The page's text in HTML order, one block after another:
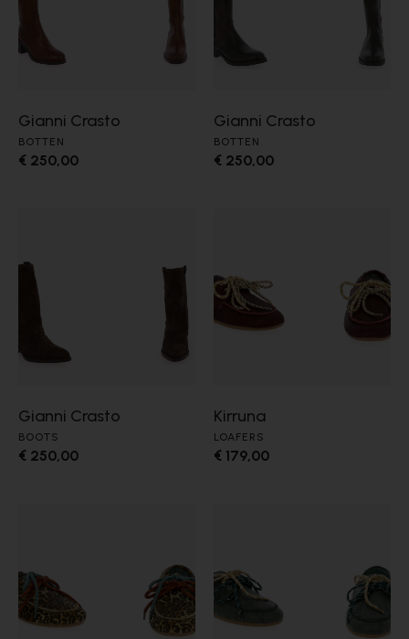
Gianni Crasto
BOTTEN
€ 250,00
Gianni Crasto
BOTTEN
€ 250,00
Gianni Crasto
BOOTS
€ 250,00
Kirruna
LOAFERS
€ 179,00